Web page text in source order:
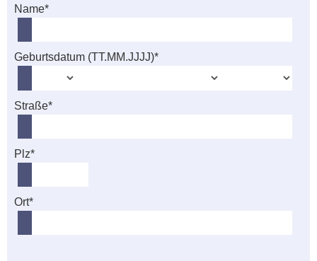
Name*
Geburtsdatum (TT.MM.JJJJ)*
Straße*
Plz*
Ort*